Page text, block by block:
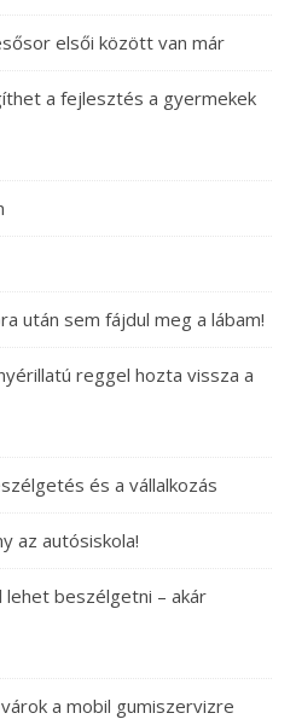
elsői között van már
a fejlesztés a gyermekek
után sem fájdul meg a lábam!
reggel hozta vissza a
és a vállalkozás
az autósiskola!
beszélgetni – akár
a mobil gumiszervizre